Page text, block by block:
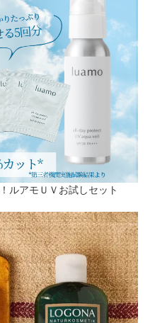
ルアモＵＶお試しセット